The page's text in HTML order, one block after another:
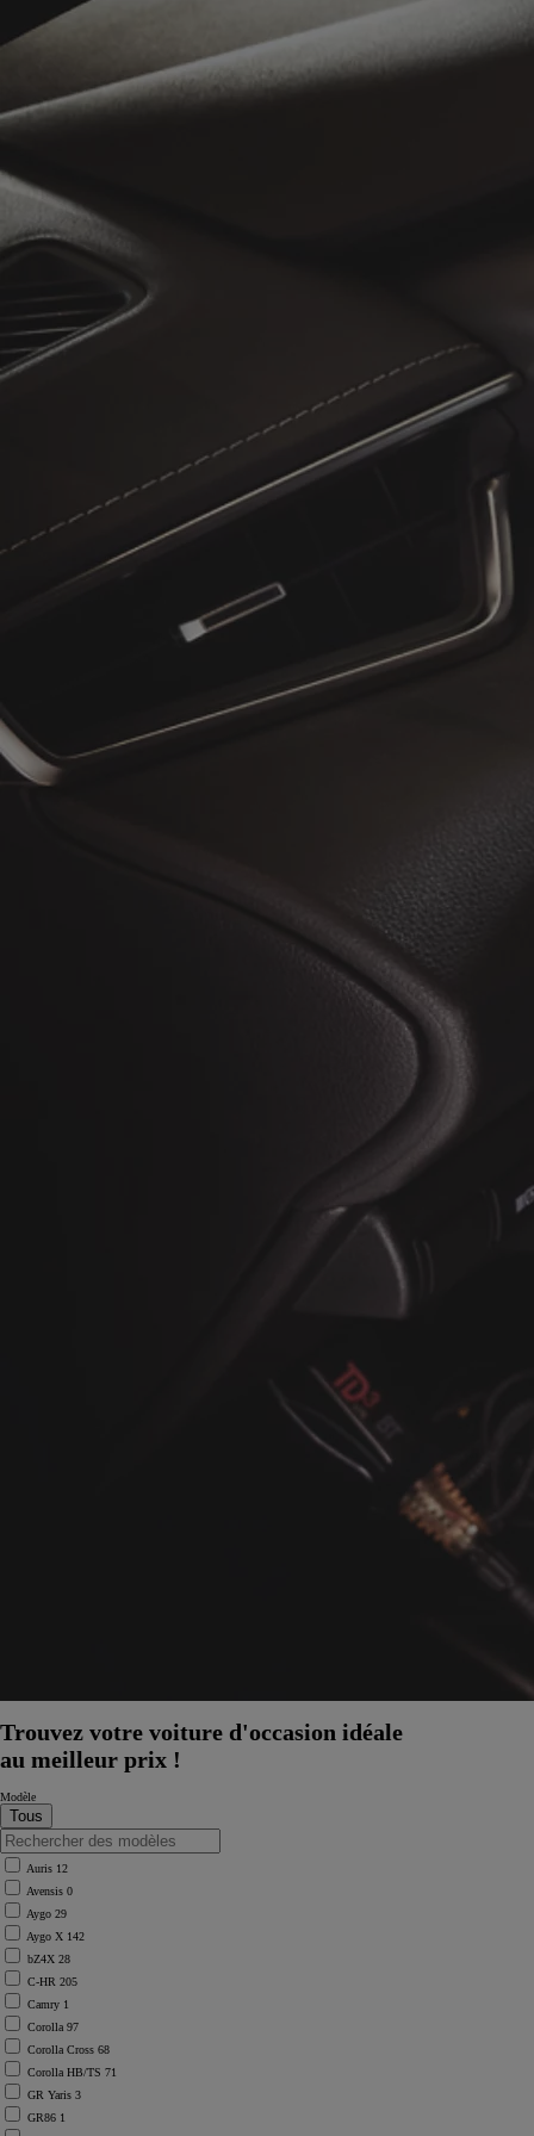
Trouvez votre voiture d'occasion idéale
au meilleur prix !
Modèle
Auris 12
Avensis 0
Aygo 29
Aygo X 142
bZ4X 28
C-HR 205
Camry 1
Corolla 97
Corolla Cross 68
Corolla HB/TS 71
GR Yaris 3
GR86 1